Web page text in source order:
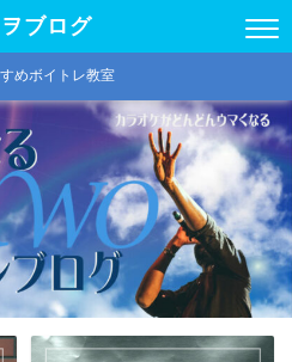
ブログ
めボイトレ教室